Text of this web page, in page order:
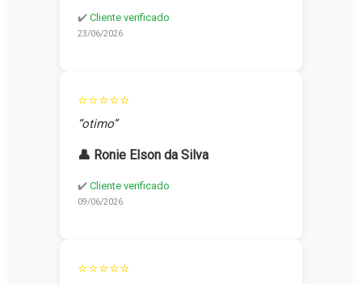
✔️ Cliente verificado
23/06/2026
⭐⭐⭐⭐⭐
“otimo”
👤 Ronie Elson da Silva
✔️ Cliente verificado
09/06/2026
⭐⭐⭐⭐⭐